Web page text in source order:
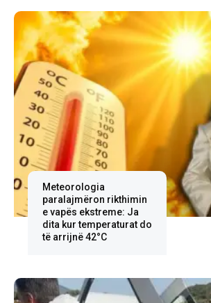
Meteorologia
paralajmëron rikthimin
e vapës ekstreme: Ja
dita kur temperaturat do
të arrijnë 42°C